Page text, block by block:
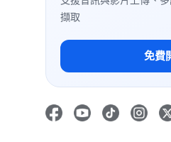
擷取
免費